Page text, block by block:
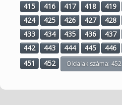
415
416 417 418 419
424
425 426 427 428
433
434 435 436 437
442
443 444 445 446
451
452 Oldalak száma: 452